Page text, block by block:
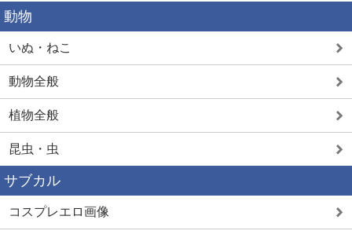
動物
いぬ・ねこ
動物全般
植物全般
昆虫・虫
サブカル
コスプレエロ画像